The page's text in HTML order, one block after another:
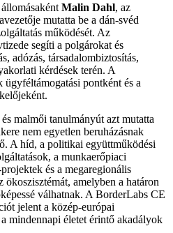
Malin Dahl, az
mutatta be a dán-svéd
működését. Az
segíti a polgárokat és
adózás, társadalombiztosítás,
kérdések terén. A
pontként és a
malmői tanulmányút azt mutatta
nem egyetlen beruházásnak
A híd, a politikai együttműködési
a munkaerőpiaci
és a megaregionális
amelyben a határon
válhatnak. A BorderLabs CE
jelent a közép-európai
mindennapi életet érintő akadályok